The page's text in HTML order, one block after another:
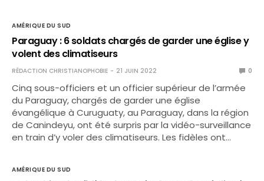
AMÉRIQUE DU SUD
Paraguay : 6 soldats chargés de garder une église y
volent des climatiseurs
RÉDACTION CHRISTIANOPHOBIE 21 JUIN 2022 0
Cinq sous-officiers et un officier supérieur de l’armée
du Paraguay, chargés de garder une église
évangélique à Curuguaty, au Paraguay, dans la région
de Canindeyu, ont été surpris par la vidéo-surveillance
en train d’y voler des climatiseurs. Les fidèles ont…
AMÉRIQUE DU SUD